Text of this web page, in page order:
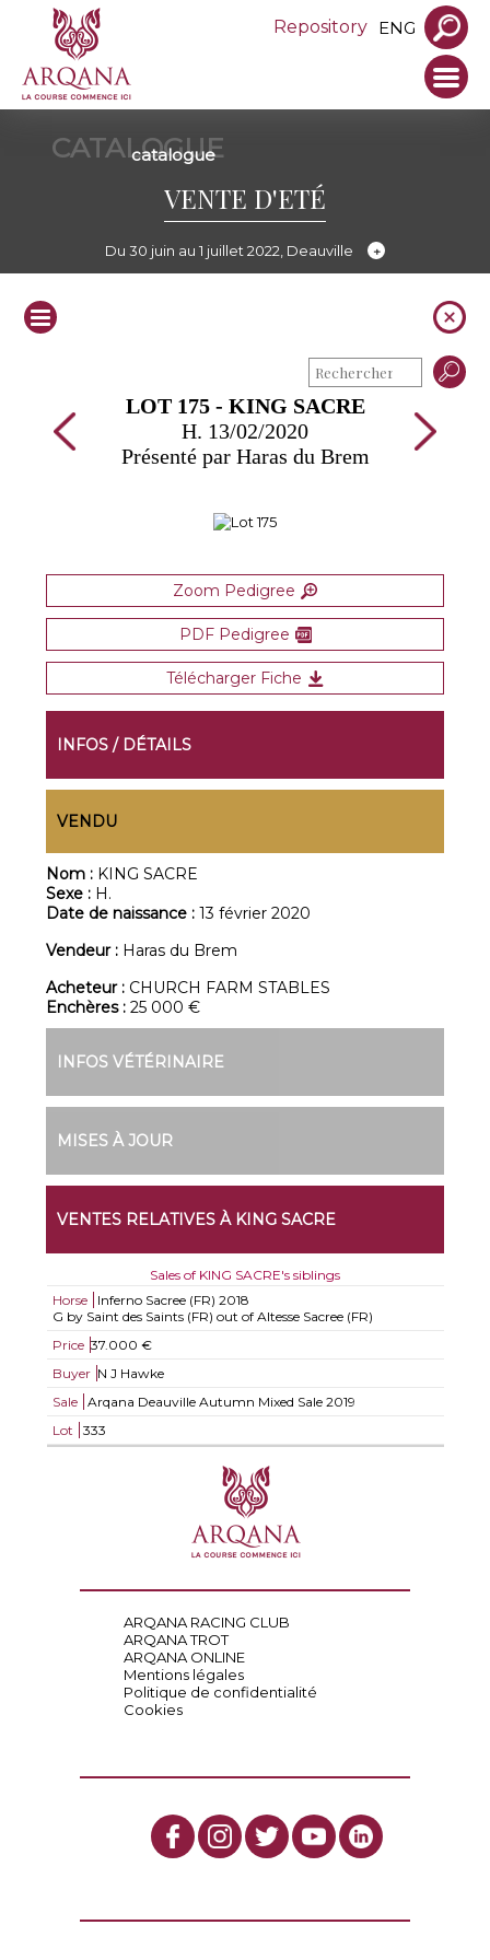
Repository ENG
CATALOGUE
catalogue
VENTE D'ETÉ
Du 30 juin au 1 juillet 2022, Deauville
LOT 175 - KING SACRE
H. 13/02/2020
Présenté par Haras du Brem
Zoom Pedigree
PDF Pedigree
Télécharger Fiche
INFOS / DÉTAILS
VENDU
Nom : KING SACRE
Sexe : H.
Date de naissance :13 février 2020
Vendeur : Haras du Brem
Acheteur : CHURCH FARM STABLES
Enchères :25 000 €
INFOS VÉTÉRINAIRE
MISES À JOUR
VENTES RELATIVES À KING SACRE
Sales of KING SACRE's siblings
Horse
Inferno Sacree (FR) 2018
G by Saint des Saints (FR) out of Altesse Sacree (FR)
Price 37.000 €
Buyer N J Hawke
Sale
Arqana Deauville Autumn Mixed Sale 2019
Lot
333
ARQANA RACING CLUB
ARQANA TROT
ARQANA ONLINE
Mentions légales
Politique de confidentialité
Cookies